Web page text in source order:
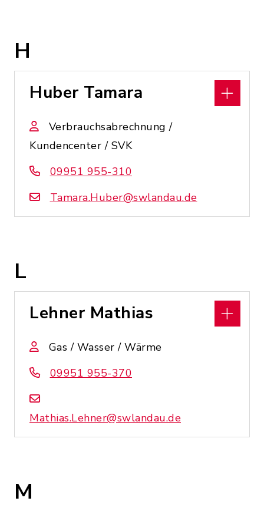
H
Huber Tamara
Verbrauchsabrechnung /
Kundencenter / SVK
09951 955-310
Tamara.Huber@swlandau.de
L
Lehner Mathias
Gas / Wasser / Wärme
09951 955-370
Mathias.Lehner@swlandau.de
M